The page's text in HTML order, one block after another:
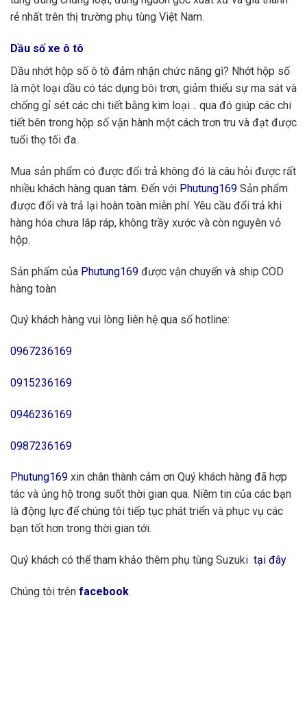
rẻ nhất trên thị trường phụ tùng Việt Nam.
Dầu số xe ô tô
Dầu nhớt hộp số ô tô đảm nhận chức năng gì? Nhớt hộp số
là một loại dầu có tác dụng bôi trơn, giảm thiểu sự ma sát và
chống gỉ sét các chi tiết bằng kim loại… qua đó giúp các chi
tiết bên trong hộp số vận hành một cách trơn tru và đạt được
tuổi thọ tối đa.
Mua sản phẩm có được đổi trả không đó là câu hỏi được rất
nhiều khách hàng quan tâm. Đến với Phutung169 Sản phẩm
được đổi và trả lại hoàn toàn miễn phí. Yêu cầu đổi trả khi
hàng hóa chưa lắp ráp, không trầy xước và còn nguyên vỏ
hộp.
Sản phẩm của Phutung169 được vận chuyển và ship COD
hàng toàn
Quý khách hàng vui lòng liên hệ qua số hotline:
0967236169
0915236169
0946236169
0987236169
Phutung169 xin chân thành cảm ơn Quý khách hàng đã hợp
tác và ủng hộ trong suốt thời gian qua. Niềm tin của các bạn
là động lực để chúng tôi tiếp tục phát triển và phục vụ các
bạn tốt hơn trong thời gian tới.
Quý khách có thể tham khảo thêm phụ tùng Suzuki tại đây
Chúng tôi trên facebook